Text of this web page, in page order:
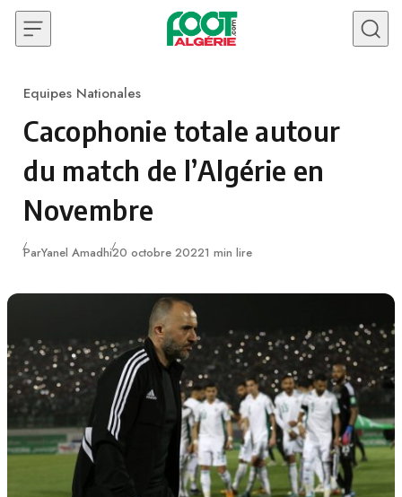
Skip to content
Category
Equipes Nationales
Cacophonie totale autour
du match de l’Algérie en
Novembre
ParYanel AmadhiPublié
20 octobre 20221 min lire